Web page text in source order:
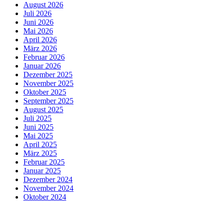
August 2026
Juli 2026
Juni 2026
Mai 2026
April 2026
März 2026
Februar 2026
Januar 2026
Dezember 2025
November 2025
Oktober 2025
September 2025
August 2025
Juli 2025
Juni 2025
Mai 2025
April 2025
März 2025
Februar 2025
Januar 2025
Dezember 2024
November 2024
Oktober 2024